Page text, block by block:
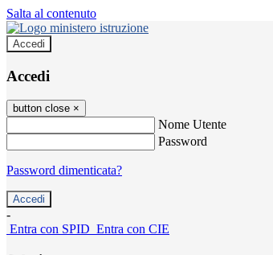
Salta al contenuto
Accedi
Accedi
button close ×
Nome Utente
Password
Password dimenticata?
-
Entra con SPID Entra con CIE